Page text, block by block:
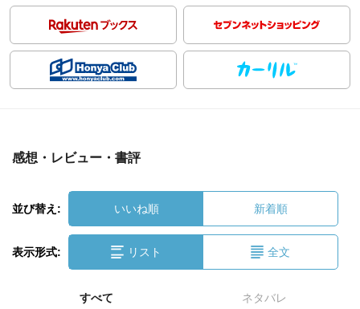
感想・レビュー・書評
並び替え: いいね順 新着順
表示形式: リスト 全文
すべて ネタバレ